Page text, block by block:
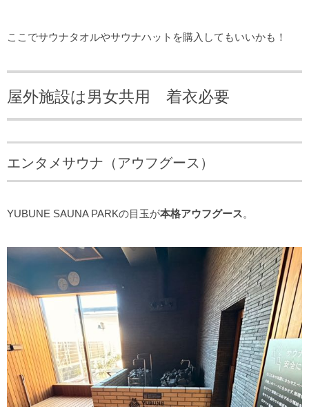
ここでサウナタオルやサウナハットを購入してもいいかも！
屋外施設は男女共用 着衣必要
エンタメサウナ（アウフグース）
YUBUNE SAUNA PARKの目玉が本格アウフグース。